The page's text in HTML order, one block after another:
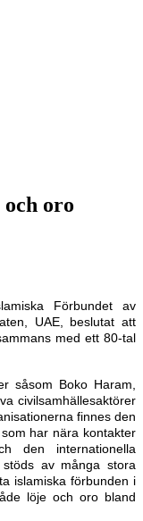
oro
Förbundet av
UAE, beslutat att
med ett 80-tal
såsom Boko Haram,
civilsamhällesaktörer
finnes den
har nära kontakter
den internationella
stöds av många stora
islamiska förbunden i
löje och oro bland